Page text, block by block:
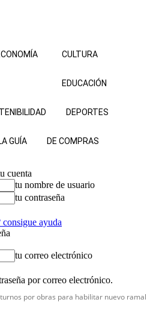
CULTURA
EDUCACIÓN
DEPORTES
GUÍA DE COMPRAS
cuenta
tu nombre de usuario
tu contraseña
consigue ayuda
tu correo electrónico
por correo electrónico.
por obras para habilitar nuevo ramal